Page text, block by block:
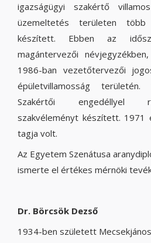
igazságügyi szakértő
üzemeltetés területen több
készített. Ebben az
magántervezői
1986-ban vezetőtervezői
épületvillamosság területén.
Szakértői engedéllyel
szakvéleményt készített. 1971
tagja volt.
Az Egyetem Szenátusa
ismerte el értékes mérnöki
Dr. Börcsök Dezső
1934-ben született